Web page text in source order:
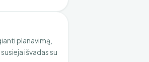
planavimą,
išvadas su